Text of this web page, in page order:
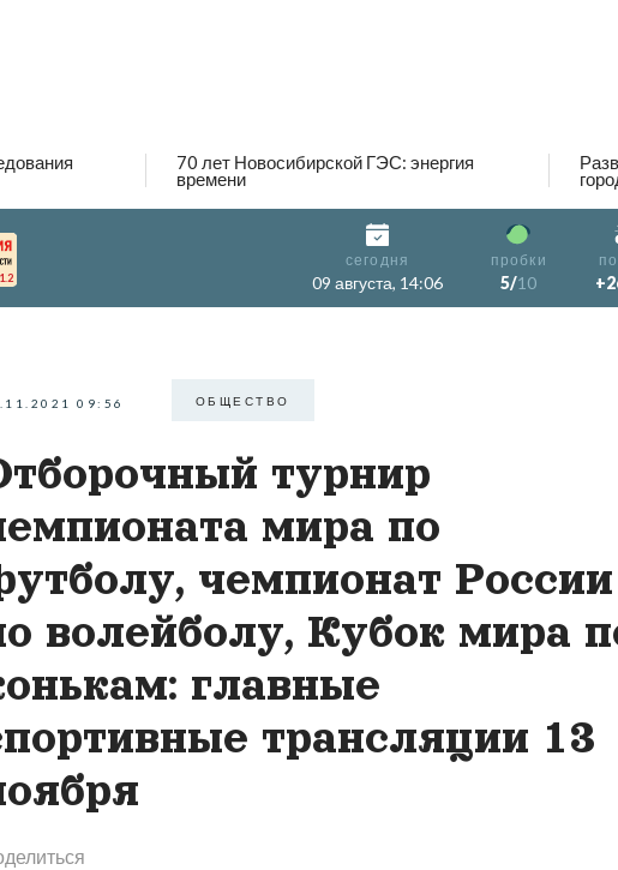
70 лет Новосибирской ГЭС: энергия
времени
сегодня
09 августа, 14:06
пробки
5/10
09:56 ОБЩЕСТВО
турнир
мира по
чемпионат России
волейболу, Кубок мира
главные
трансляции 13